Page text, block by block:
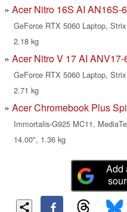
Acer Nitro 16S AI AN16S-
GeForce RTX 5060 Laptop,
2.18 kg
Acer Nitro V 17 AI ANV17-
GeForce RTX 5060 Laptop,
2.71 kg
Acer Chromebook Plus
Immortalis-G925 MC11,
14.00", 1.36 kg
Add